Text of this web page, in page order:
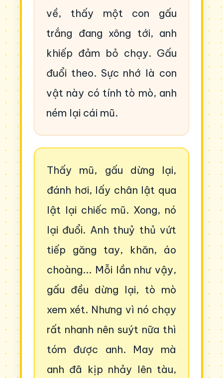
về, thấy một con gấu
trắng đang xông tới, anh
khiếp đảm bỏ chạy. Gấu
đuổi theo. Sực nhớ là con
vật này có tính tò mò, anh
ném lại cái mũ.
Thấy mũ, gấu dừng lại,
đánh hơi, lấy chân lật qua
lật lại chiếc mũ. Xong, nó
lại đuổi. Anh thuỷ thủ vứt
tiếp găng tay, khăn, áo
choàng... Mỗi lần như vậy,
gấu đều dừng lại, tò mò
xem xét. Nhưng vì nó chạy
rất nhanh nên suýt nữa thì
tóm được anh. May mà
anh đã kịp nhảy lên tàu,